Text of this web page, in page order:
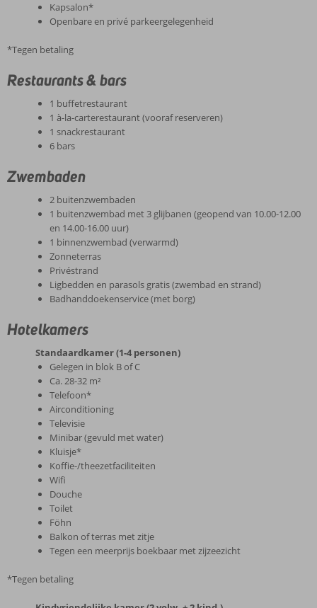
Kapsalon*
Openbare en privé parkeergelegenheid
*Tegen betaling
Restaurants & bars
1 buffetrestaurant
1 à-la-carterestaurant (vooraf reserveren)
1 snackrestaurant
6 bars
Zwembaden
2 buitenzwembaden
1 buitenzwembad met 3 glijbanen (geopend van 10.00-12.00
en 14.00-16.00 uur)
1 binnenzwembad (verwarmd)
Zonneterras
Privéstrand
Ligbedden en parasols gratis (zwembad en strand)
Badhanddoekenservice (met borg)
Hotelkamers
Standaardkamer (1-4 personen)
Gelegen in blok B of C
Ca. 28-32 m²
Telefoon*
Airconditioning
Televisie
Minibar (gevuld met water)
Kluisje*
Koffie-/theezetfaciliteiten
Wifi
Douche
Toilet
Föhn
Balkon of terras met zitje
Tegen een meerprijs boekbaar met zijzeezicht
*Tegen betaling